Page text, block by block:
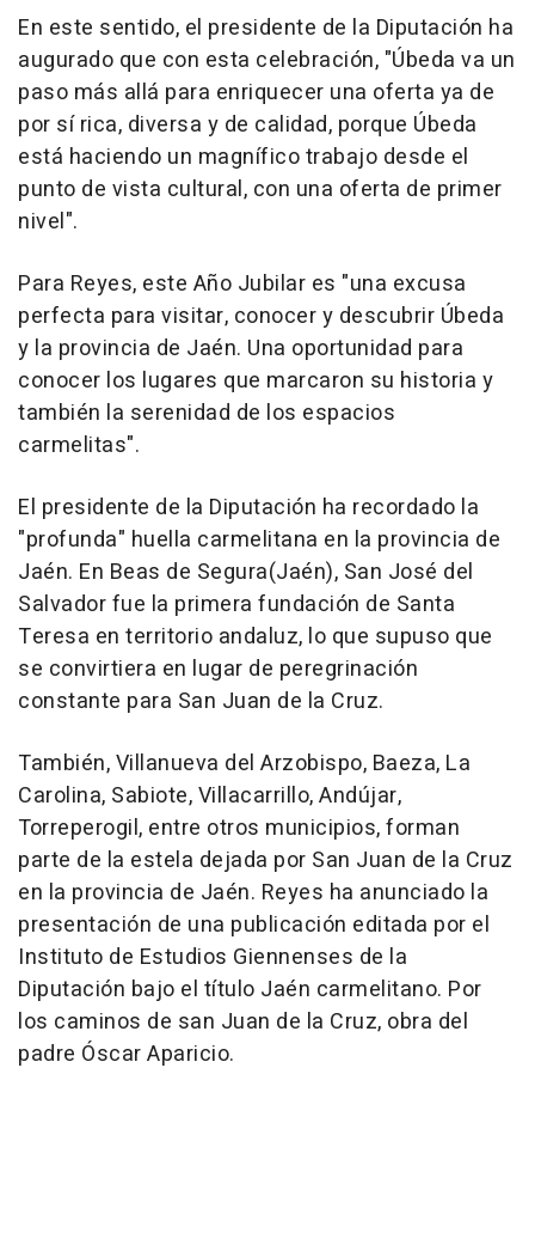
En este sentido, el presidente de la Diputación ha
augurado que con esta celebración, "Úbeda va un
paso más allá para enriquecer una oferta ya de
por sí rica, diversa y de calidad, porque Úbeda
está haciendo un magnífico trabajo desde el
punto de vista cultural, con una oferta de primer
nivel".
Para Reyes, este Año Jubilar es "una excusa
perfecta para visitar, conocer y descubrir Úbeda
y la provincia de Jaén. Una oportunidad para
conocer los lugares que marcaron su historia y
también la serenidad de los espacios
carmelitas".
El presidente de la Diputación ha recordado la
"profunda" huella carmelitana en la provincia de
Jaén. En Beas de Segura(Jaén), San José del
Salvador fue la primera fundación de Santa
Teresa en territorio andaluz, lo que supuso que
se convirtiera en lugar de peregrinación
constante para San Juan de la Cruz.
También, Villanueva del Arzobispo, Baeza, La
Carolina, Sabiote, Villacarrillo, Andújar,
Torreperogil, entre otros municipios, forman
parte de la estela dejada por San Juan de la Cruz
en la provincia de Jaén. Reyes ha anunciado la
presentación de una publicación editada por el
Instituto de Estudios Giennenses de la
Diputación bajo el título Jaén carmelitano. Por
los caminos de san Juan de la Cruz, obra del
padre Óscar Aparicio.